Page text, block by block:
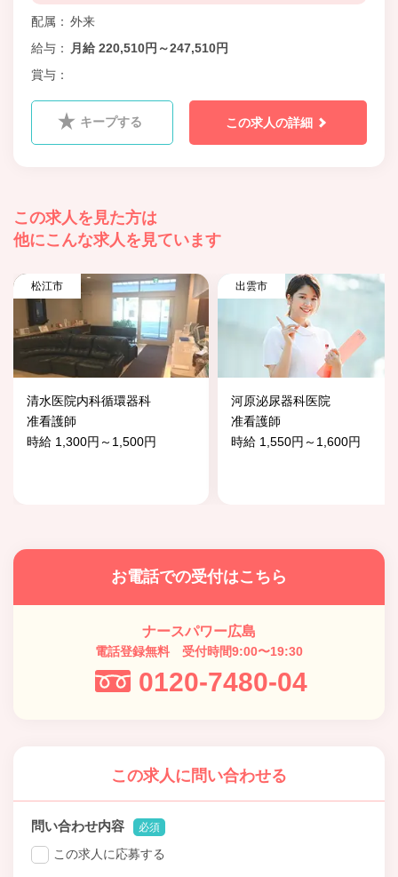
配属
外来
給与
月給 220,510円～247,510円
賞与
キープする この求人の詳細
この求人を見た方は
他にこんな求人を見ています
松江市
清水医院内科循環器科
准看護師
時給 1,300円～1,500円
出雲市
河原泌尿器科医院
准看護師
時給 1,550円～1,600円
お電話での受付はこちら
ナースパワー広島
電話登録無料 受付時間9:00〜19:30
0120-7480-04
この求人に問い合わせる
問い合わせ内容 必須
この求人に応募する